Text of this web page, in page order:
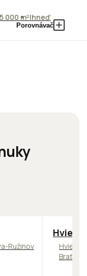
000 m²Ihneď
Porovnávač
Ružinov